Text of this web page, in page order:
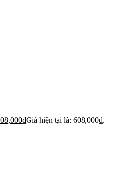
₫Giá hiện tại là: 608,000₫.